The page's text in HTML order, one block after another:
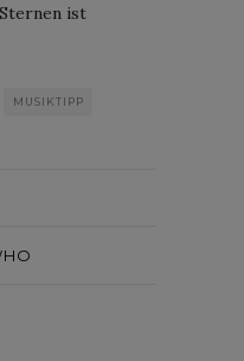
ist
MUSIKTIPP